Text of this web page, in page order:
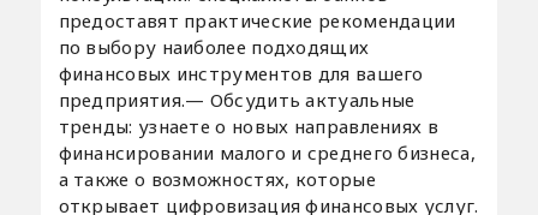
предоставят практические рекомендации
по выбору наиболее подходящих
финансовых инструментов для вашего
предприятия.— Обсудить актуальные
тренды: узнаете о новых направлениях в
финансировании малого и среднего бизнеса,
а также о возможностях, которые
открывает цифровизация финансовых услуг.